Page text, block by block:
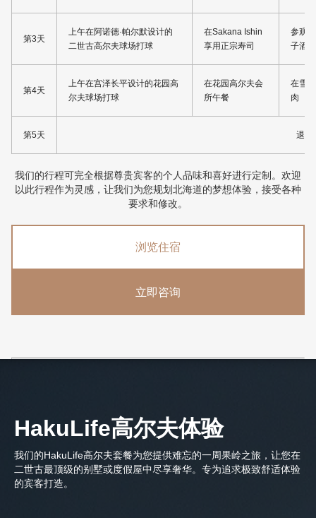
第3天
上午在阿诺德·帕尔默设计的
二世古高尔夫球场打球
在Sakana Ishin
享用正宗寿司
参观
子酒
第4天
上午在宫泽长平设计的花园高
尔夫球场打球
在花园高尔夫会
所午餐
在雪
肉
第5天 退房
我们的行程可完全根据尊贵宾客的个人品味和喜好进行定制。欢迎
以此行程作为灵感，让我们为您规划北海道的梦想体验，接受各种
要求和修改。
浏览住宿
立即咨询
HakuLife高尔夫体验
我们的HakuLife高尔夫套餐为您提供难忘的一周果岭之旅，让您在
二世古最顶级的别墅或度假屋中尽享奢华。专为追求极致舒适体验
的宾客打造。